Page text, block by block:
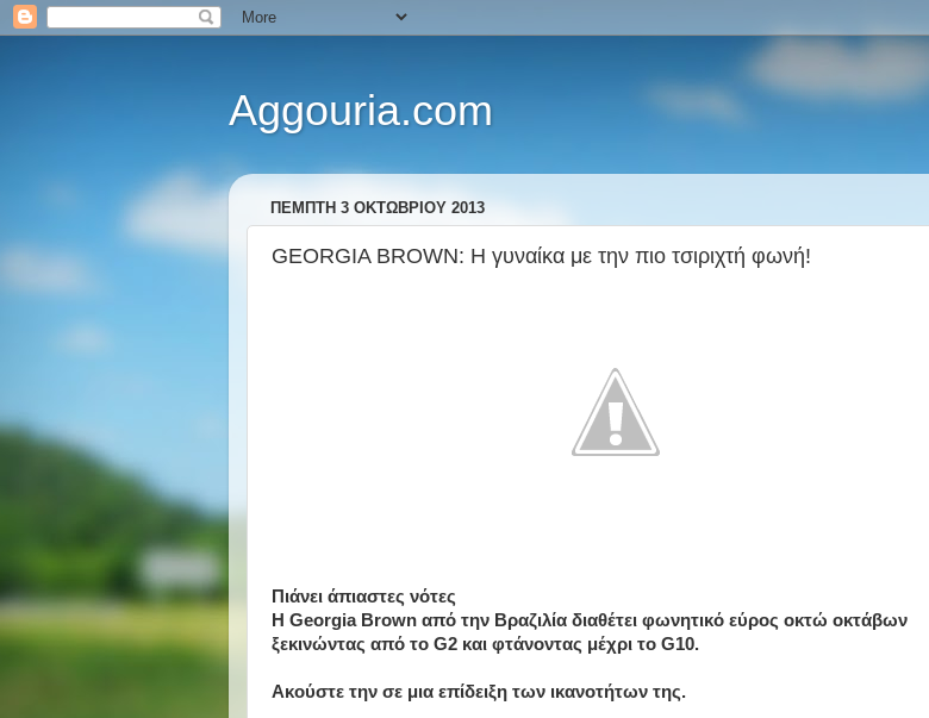
Aggouria.com
ΠΈΜΠΤΗ 3 ΟΚΤΩΒΡΊΟΥ 2013
GEORGIA BROWN: H γυναίκα με την πιο τσιριχτή φωνή!
Πιάνει άπιαστες νότες
Η Georgia Brown από την Βραζιλία διαθέτει φωνητικό εύρος οκτώ οκτάβων
ξεκινώντας από το G2 και φτάνοντας μέχρι το G10.
Ακούστε την σε μια επίδειξη των ικανοτήτων της.